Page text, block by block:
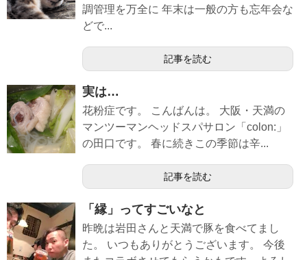
調管理を万全に 年末は一般の方も忘年会な
どで...
記事を読む
実は…
花粉症です。 こんばんは。 大阪・天満の
マンツーマンヘッドスパサロン「colon:」
の田口です。 春に続きこの季節は辛...
記事を読む
「縁」ってすごいなと
昨晩は岩田さんと天満で豚を食べてまし
た。 いつもありがとうございます。 今後